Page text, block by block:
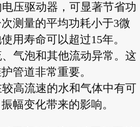
压驱动器，可显著节省功
测量的平均功耗小于3微
用寿命可以超过15年。
气泡和其他流动异常。这
管道非常重要。
高流速的水和气体中有可
幅变化带来的影响。